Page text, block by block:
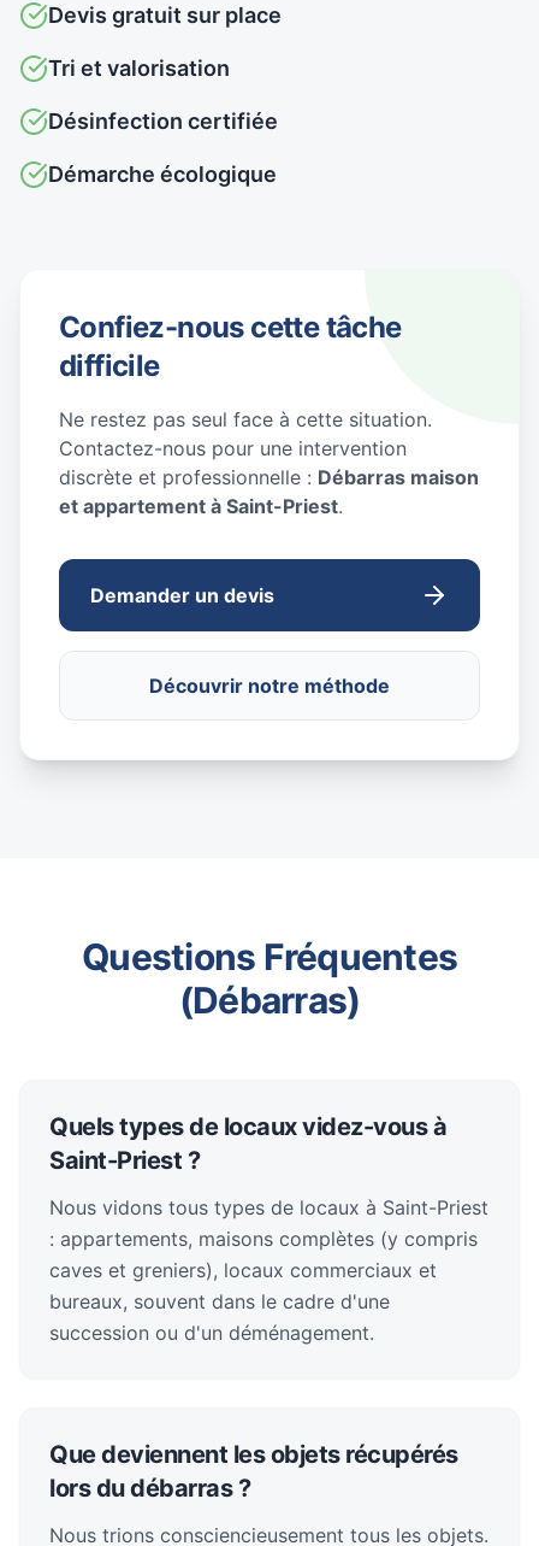
Devis gratuit sur place
Tri et valorisation
Désinfection certifiée
Démarche écologique
Confiez-nous cette tâche
difficile
Ne restez pas seul face à cette situation.
Contactez-nous pour une intervention
discrète et professionnelle : Débarras maison
et appartement à Saint-Priest.
Demander un devis
Découvrir notre méthode
Questions Fréquentes
(Débarras)
Quels types de locaux videz-vous à
Saint-Priest ?
Nous vidons tous types de locaux à Saint-Priest
: appartements, maisons complètes (y compris
caves et greniers), locaux commerciaux et
bureaux, souvent dans le cadre d'une
succession ou d'un déménagement.
Que deviennent les objets récupérés
lors du débarras ?
Nous trions consciencieusement tous les objets.